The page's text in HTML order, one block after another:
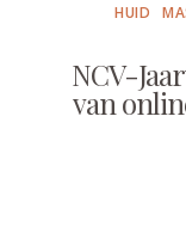
HUID
NCV-
van